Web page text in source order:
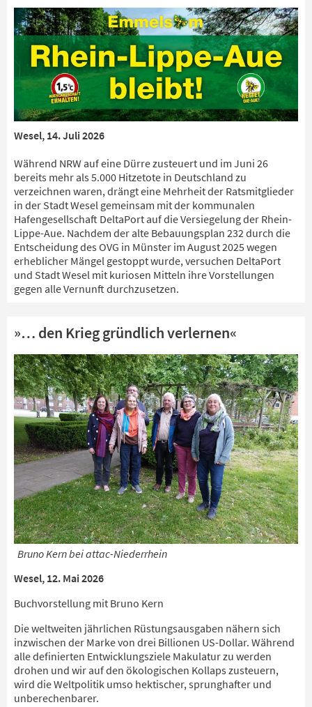
Wesel, 14. Juli 2026
Während NRW auf eine Dürre zusteuert und im Juni 26
bereits mehr als 5.000 Hitzetote in Deutschland zu
verzeichnen waren, drängt eine Mehrheit der Ratsmitglieder
in der Stadt Wesel gemeinsam mit der kommunalen
Hafengesellschaft DeltaPort auf die Versiegelung der Rhein-
Lippe-Aue. Nachdem der alte Bebauungsplan 232 durch die
Entscheidung des OVG in Münster im August 2025 wegen
erheblicher Mängel gestoppt wurde, versuchen DeltaPort
und Stadt Wesel mit kuriosen Mitteln ihre Vorstellungen
gegen alle Vernunft durchzusetzen.
»… den Krieg gründlich verlernen«
Bruno Kern bei attac-Niederrhein
Wesel, 12. Mai 2026
Buchvorstellung mit Bruno Kern
Die weltweiten jährlichen Rüstungsausgaben nähern sich
inzwischen der Marke von drei Billionen US-Dollar. Während
alle definierten Entwicklungsziele Makulatur zu werden
drohen und wir auf den ökologischen Kollaps zusteuern,
wird die Weltpolitik umso hektischer, sprunghafter und
unberechenbarer.